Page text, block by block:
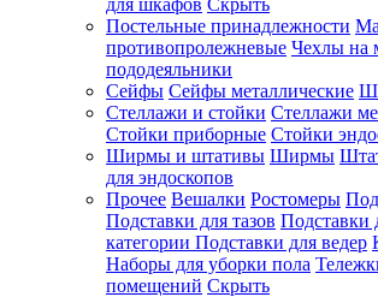
для шкафов Скрыть
Постельные принадлежности
противопролежневые Чехлы на
пододеяльники
Сейфы Сейфы металлические
Стеллажи и стойки Стеллажи
Стойки приборные Стойки
Ширмы и штативы Ширмы
для эндоскопов
Прочее Вешалки Ростомеры
Подставки для тазов Подставки
категории Подставки для ведер
Наборы для уборки пола
помещений Скрыть